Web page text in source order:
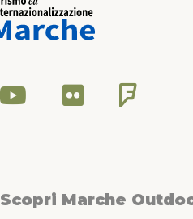
Scopri Marche